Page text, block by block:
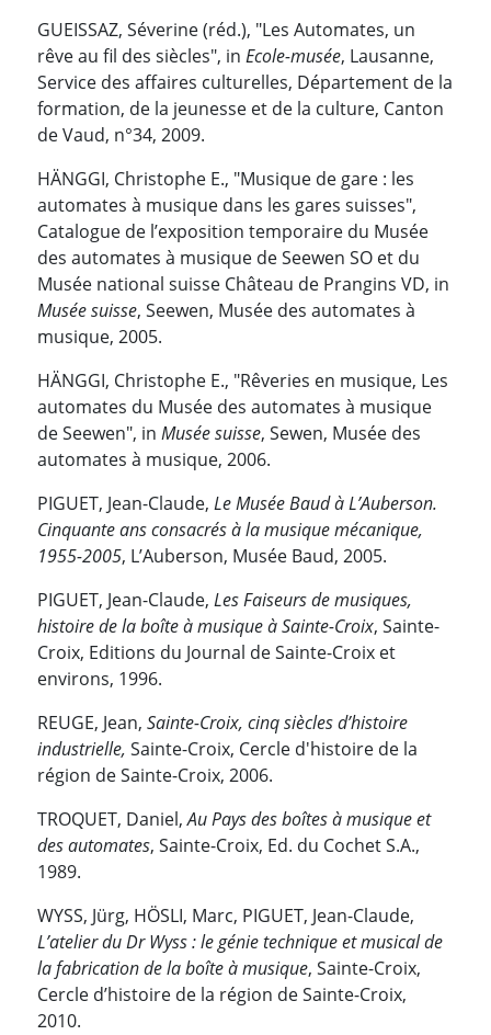
GUEISSAZ, Séverine (réd.), "Les Automates, un
rêve au fil des siècles", in Ecole-musée, Lausanne,
Service des affaires culturelles, Département de la
formation, de la jeunesse et de la culture, Canton
de Vaud, n°34, 2009.
HÄNGGI, Christophe E., "Musique de gare : les
automates à musique dans les gares suisses",
Catalogue de l’exposition temporaire du Musée
des automates à musique de Seewen SO et du
Musée national suisse Château de Prangins VD, in
Musée suisse, Seewen, Musée des automates à
musique, 2005.
HÄNGGI, Christophe E., "Rêveries en musique, Les
automates du Musée des automates à musique
de Seewen", in Musée suisse, Sewen, Musée des
automates à musique, 2006.
PIGUET, Jean-Claude, Le Musée Baud à L’Auberson.
Cinquante ans consacrés à la musique mécanique,
1955-2005, L’Auberson, Musée Baud, 2005.
PIGUET, Jean-Claude, Les Faiseurs de musiques,
histoire de la boîte à musique à Sainte-Croix, Sainte-
Croix, Editions du Journal de Sainte-Croix et
environs, 1996.
REUGE, Jean, Sainte-Croix, cinq siècles d’histoire
industrielle, Sainte-Croix, Cercle d'histoire de la
région de Sainte-Croix, 2006.
TROQUET, Daniel,Au Pays des boîtes à musique et
des automates, Sainte-Croix, Ed. du Cochet S.A.,
1989.
WYSS, Jürg, HÖSLI, Marc, PIGUET, Jean-Claude,
L’atelier du Dr Wyss : le génie technique et musical de
la fabrication de la boîte à musique, Sainte-Croix,
Cercle d’histoire de la région de Sainte-Croix,
2010.